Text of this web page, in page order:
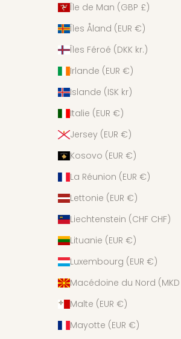
Île de Man (GBP £)
Îles Åland (EUR €)
Îles Féroé (DKK kr.)
Irlande (EUR €)
Islande (ISK kr)
Italie (EUR €)
Jersey (EUR €)
Kosovo (EUR €)
La Réunion (EUR €)
Lettonie (EUR €)
Liechtenstein (CHF CHF)
Lituanie (EUR €)
Luxembourg (EUR €)
Macédoine du Nord (MKD
Malte (EUR €)
Mayotte (EUR €)